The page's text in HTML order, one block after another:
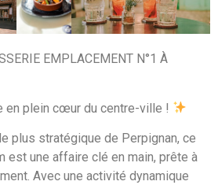
EMPLACEMENT N°1 À
en plein cœur du centre-ville !
plus stratégique de Perpignan, ce
est une affaire clé en main, prête à
Avec une activité dynamique